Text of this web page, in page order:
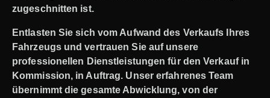
zugeschnitten ist.
Entlasten Sie sich vom Aufwand des Verkaufs Ihres
Fahrzeugs und vertrauen Sie auf unsere
professionellen Dienstleistungen für den Verkauf in
Kommission, in Auftrag. Unser erfahrenes Team
übernimmt die gesamte Abwicklung, von der